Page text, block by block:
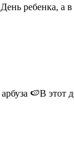
ребенка, а
🍉В этот